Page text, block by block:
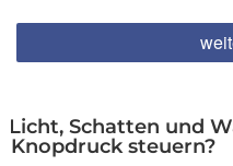
Licht, Schatten und
Knopdruck steuern?